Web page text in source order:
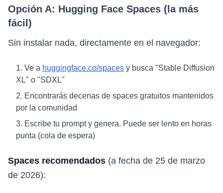
Opción A: Hugging Face Spaces (la más
fácil)
Sin instalar nada, directamente en el navegador:
Ve a huggingface.co/spaces y busca "Stable Diffusion
XL" o "SDXL"
Encontrarás decenas de spaces gratuitos mantenidos
por la comunidad
Escribe tu prompt y genera. Puede ser lento en horas
punta (cola de espera)
Spaces recomendados (a fecha de 25 de marzo
de 2026):